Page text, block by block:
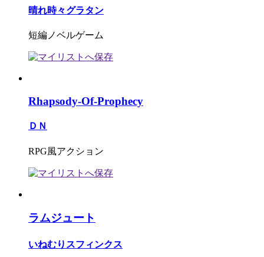
晴れ時々グラタン
短編ノベルゲーム
Rhapsody-Of-Prophecy
ＤＮ
RPG風アクション
ラムジュート
いねむりスフィンクス